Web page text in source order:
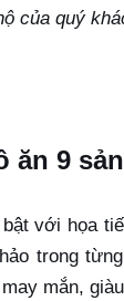
của quý
ăn 9
bật với họa
trong
mắn,